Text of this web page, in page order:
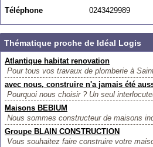
Téléphone
0243429989
Thématique proche de Idéal Logis
Atlantique habitat renovation
Pour tous vos travaux de plomberie à
avec nous, construire n'a jamais été
Pourquoi nous choisir ? Un seul
Maisons BEBIUM
Nous sommes constructeur de maisons
Groupe BLAIN CONSTRUCTION
Vous souhaitez faire construire votre